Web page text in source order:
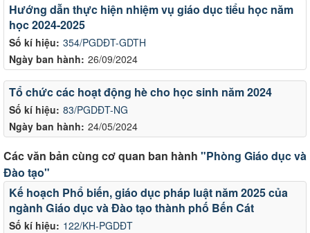
Số kí hiệu: 354/PGDĐT-GDTH
Ngày ban hành: 26/09/2024
Hướng dẫn thực hiện nhiệm vụ giáo dục tiểu học năm
học 2024-2025
Số kí hiệu: 83/PGDĐT-NG
Ngày ban hành: 24/05/2024
Tổ chức các hoạt động hè cho học sinh năm 2024
Các văn bản cùng cơ quan ban hành "Phòng Giáo dục và
Đào tạo"
Số kí hiệu: 122/KH-PGDĐT
Kế hoạch Phổ biến, giáo dục pháp luật năm 2025 của
ngành Giáo dục và Đào tạo thành phố Bến Cát